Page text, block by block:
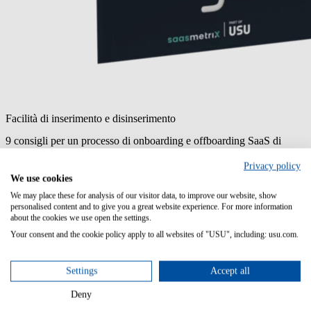
Facilità di inserimento e disinserimento
9 consigli per un processo di onboarding e offboarding SaaS di
Privacy policy
We use cookies
We may place these for analysis of our visitor data, to improve our website, show
personalised content and to give you a great website experience. For more information
about the cookies we use open the settings.
Your consent and the cookie policy apply to all websites of "USU", including: usu.com.
Settings Accept all
Deny